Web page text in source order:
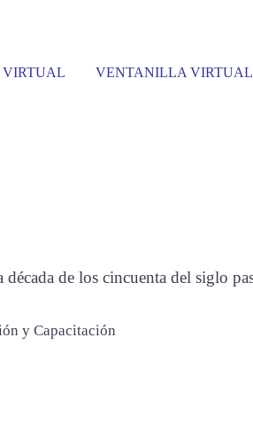
VENTANILLA VIRTUAL
de los cincuenta del siglo